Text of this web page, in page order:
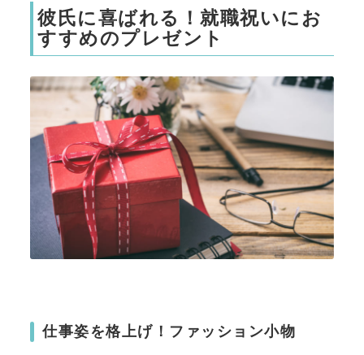
彼氏に喜ばれる！就職祝いにお
すすめのプレゼント
仕事姿を格上げ！ファッション小物